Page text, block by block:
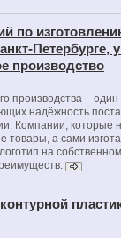
по
Петербурге,
производство
производства –
надёжность
Компании, которые
товары, а сами
на